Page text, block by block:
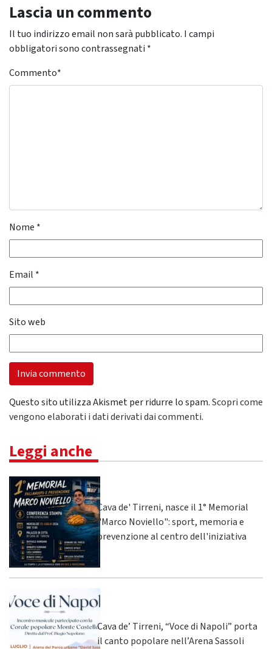
Lascia un commento
Il tuo indirizzo email non sarà pubblicato. I campi
obbligatori sono contrassegnati *
Commento*
Nome *
Email *
Sito web
Questo sito utilizza Akismet per ridurre lo spam.Scopri come
vengono elaborati i dati derivati dai commenti.
Leggi anche
Cava de' Tirreni, nasce il 1° Memorial
"Marco Noviello": sport, memoria e
prevenzione al centro dell'iniziativa
Cava de’ Tirreni, “Voce di Napoli” porta
il canto popolare nell’Arena Sassoli